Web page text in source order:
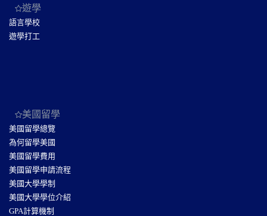
遊學
語言學校
遊學打工
美國留學
美國留學總覽
為何留學美國
美國留學費用
美國留學申請流程
美國大學學制
美國大學學位介紹
GPA計算機制